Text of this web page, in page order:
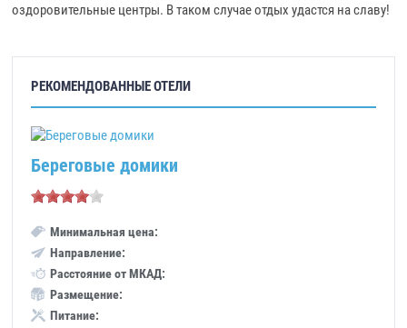
оздоровительные центры. В таком случае отдых удастся на славу!
РЕКОМЕНДОВАННЫЕ ОТЕЛИ
Береговые домики
Минимальная цена:
Направление:
Расстояние от МКАД:
Размещение:
Питание: